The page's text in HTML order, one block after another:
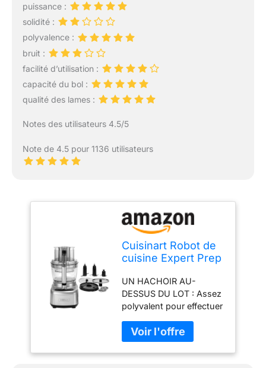
puissance :
solidité :
polyvalence :
bruit :
facilité d’utilisation :
capacité du bol :
qualité des lames :
Notes des utilisateurs 4.5/5
Note de 4.5 pour 1136 utilisateurs
Cuisinart Robot de
cuisine Expert Prep
fonctions de
préparation de
repas |
Multifonctionnel |
Disques à spirale, à
râper et à couper
en dés | Sans BPA |
UN HACHOIR AU-
DESSUS DU LOT : Assez
polyvalent pour effectuer
cuisine : hacher,
mélanger, trancher et
râper, couper en dés,